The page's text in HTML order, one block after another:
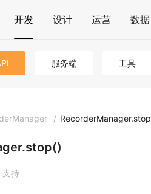
开发 设计 运营 数据
服务端 工具
/ RecorderManager.stop
支持